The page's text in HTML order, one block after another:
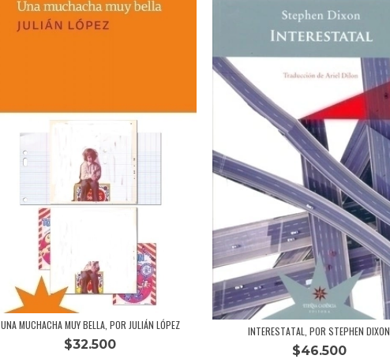
UNA MUCHACHA MUY BELLA, POR JULIÁN LÓPEZ
$32.500
INTERESTATAL, POR STEPHEN DIXON
$46.500